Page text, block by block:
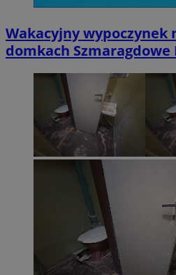
Wakacyjny wypoczynek
domkach Szmaragdowe